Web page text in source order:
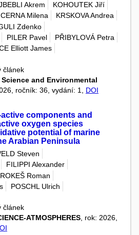
Akrem
KOHOUTEK Jiří
CERNA Milena
KRSKOVA Andrea
Zdenko
PILER Pavel
PŘIBYLOVÁ Petra
Elliott James
článek
and Environmental
ročník: 36, vydání: 1, DOI
components and
oxygen species
potential of marine
Arabian Peninsula
Steven
FILIPPI Alexander
Roman
POSCHL Ulrich
článek
ATMOSPHERES , rok: 2026,